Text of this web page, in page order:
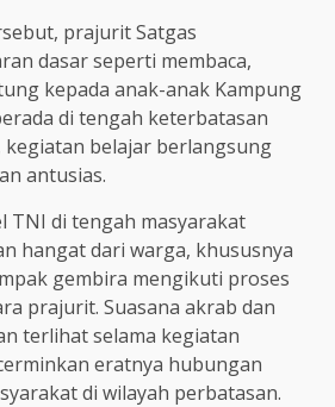
prajurit Satgas
dasar seperti membaca,
kepada anak-anak Kampung
di tengah keterbatasan
kegiatan belajar berlangsung
antusias.
TNI di tengah masyarakat
hangat dari warga, khususnya
gembira mengikuti proses
prajurit. Suasana akrab dan
terlihat selama kegiatan
eratnya hubungan
di wilayah perbatasan.